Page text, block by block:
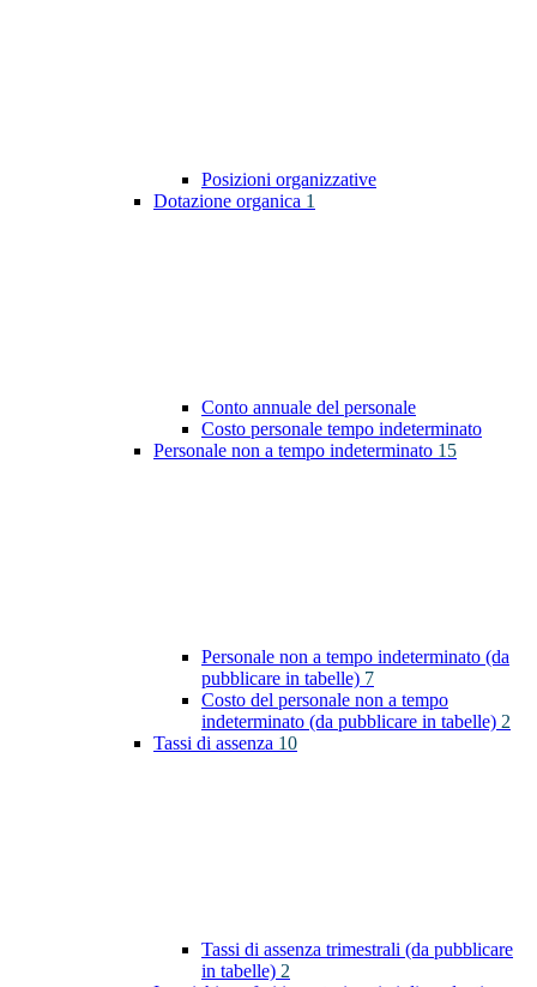
Posizioni organizzative
Dotazione organica 1
Conto annuale del personale
Costo personale tempo indeterminato
Personale non a tempo indeterminato 15
Personale non a tempo indeterminato (da
pubblicare in tabelle) 7
Costo del personale non a tempo
indeterminato (da pubblicare in tabelle) 2
Tassi di assenza 10
Tassi di assenza trimestrali (da pubblicare
in tabelle) 2